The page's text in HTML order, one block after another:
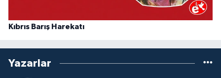
Kıbrıs Barış Harekatı
Yazarlar